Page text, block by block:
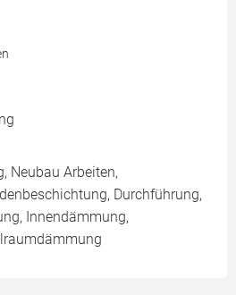
Neubau Arbeiten,
Durchführung,
Innendämmung,